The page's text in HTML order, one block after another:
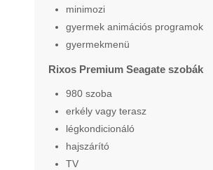
minimozi
gyermek animációs programok
gyermekmenü
Rixos Premium Seagate szobák
980 szoba
erkély vagy terasz
légkondicionáló
hajszárító
TV